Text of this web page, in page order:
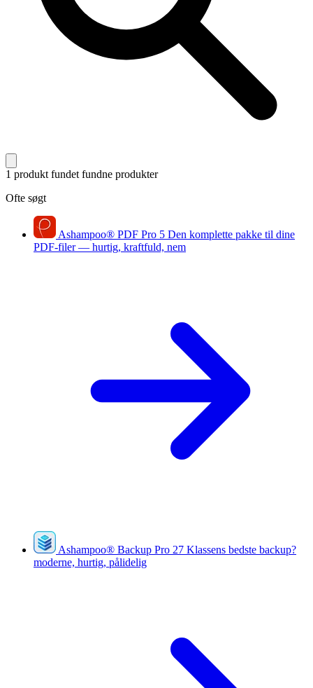
1 produkt fundet fundne produkter
Ofte søgt
Ashampoo® PDF Pro 5 Den komplette pakke til dine
PDF-filer — hurtig, kraftfuld, nem
Ashampoo® Backup Pro 27 Klassens bedste backup?
moderne, hurtig, pålidelig